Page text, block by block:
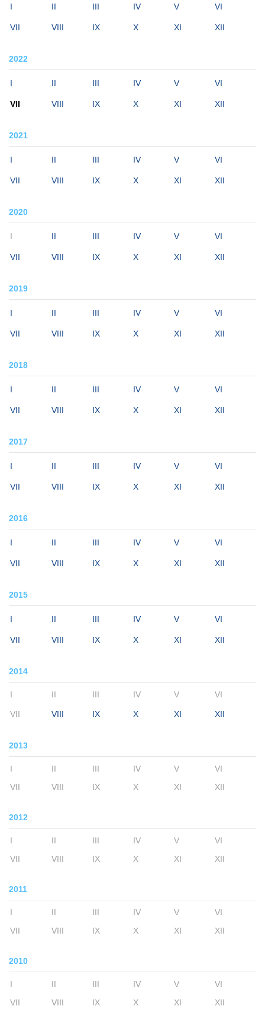
I II III IV V VI
VII VIII IX X XI XII
2022
I II III IV V VI
VII VIII IX X XI XII
2021
I II III IV V VI
VII VIII IX X XI XII
2020
I II III IV V VI
VII VIII IX X XI XII
2019
I II III IV V VI
VII VIII IX X XI XII
2018
I II III IV V VI
VII VIII IX X XI XII
2017
I II III IV V VI
VII VIII IX X XI XII
2016
I II III IV V VI
VII VIII IX X XI XII
2015
I II III IV V VI
VII VIII IX X XI XII
2014
I II III IV V VI
VII VIII IX X XI XII
2013
I II III IV V
VI
VII
VIII IX X XI XII
2012
I II III IV V
VI
VII
VIII IX X XI XII
2011
I II III IV V
VI
VII
VIII IX X XI XII
2010
I II III IV V
VI
VII
VIII IX X XI XII